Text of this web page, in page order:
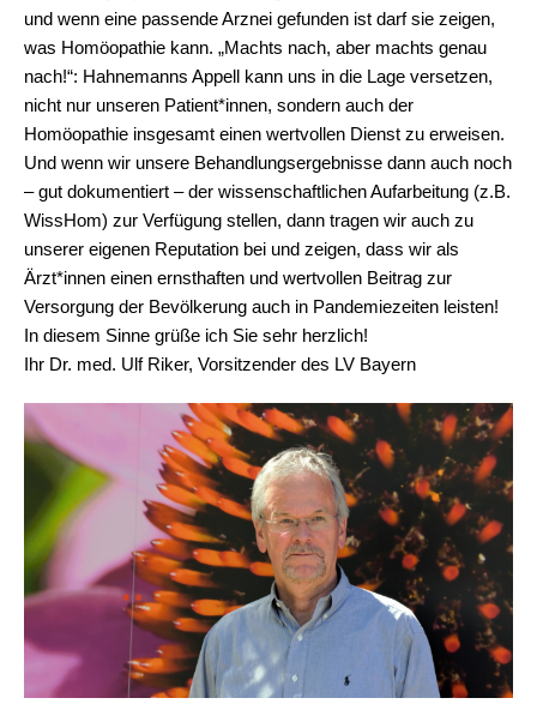
und wenn eine passende Arznei gefunden ist darf sie zeigen,
was Homöopathie kann. „Machts nach, aber machts genau
nach!“: Hahnemanns Appell kann uns in die Lage versetzen,
nicht nur unseren Patient*innen, sondern auch der
Homöopathie insgesamt einen wertvollen Dienst zu erweisen.
Und wenn wir unsere Behandlungsergebnisse dann auch noch
– gut dokumentiert – der wissenschaftlichen Aufarbeitung (z.B.
WissHom) zur Verfügung stellen, dann tragen wir auch zu
unserer eigenen Reputation bei und zeigen, dass wir als
Ärzt*innen einen ernsthaften und wertvollen Beitrag zur
Versorgung der Bevölkerung auch in Pandemiezeiten leisten!
In diesem Sinne grüße ich Sie sehr herzlich!
Ihr Dr. med. Ulf Riker, Vorsitzender des LV Bayern